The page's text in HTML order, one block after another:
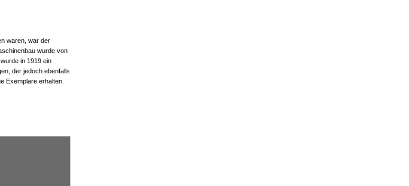
waren, war der
wurde von
in 1919 ein
der jedoch ebenfalls
Exemplare erhalten.